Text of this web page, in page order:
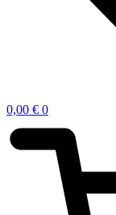
0,00 € 0